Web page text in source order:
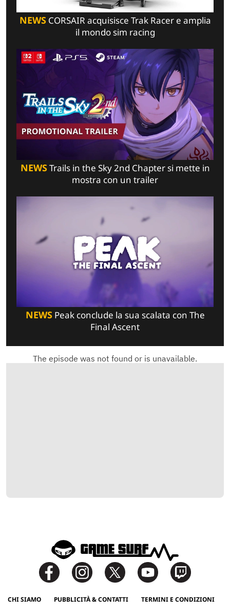
NEWSCORSAIR acquisisce Trak Racer e amplia
il mondo sim racing
NEWSTrails in the Sky 2nd Chapter si mette in
mostra con un trailer
NEWSPeak conclude la sua scalata con The
Final Ascent
CHI SIAMO PUBBLICITÀ & CONTATTI TERMINI E CONDIZIONI